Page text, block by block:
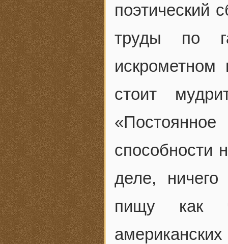
поэтический
труды по
искрометном
стоит
способности
деле,
пищу как